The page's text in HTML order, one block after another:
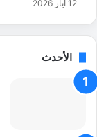
ع
ي
12 أيار 2026
الأحدث